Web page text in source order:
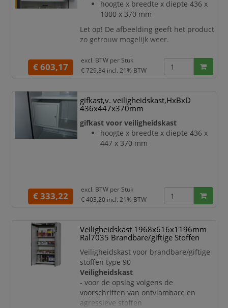
- deuren bij temperatuurstijging naar \
<50° C
- toe- en afvoerkanalen bij
temperatuurstijging naar 70° C
- met aansluitstomp nominale breedte
hoogte x breedte x diepte 436 x
1000 x 370 mm
Let op! De afbeelding geeft het product
zo getrouw mogelijk weer.
€ 603,17
excl. BTW per Stuk
€ 729,84 incl. 21% BTW
gifkast,v. veiligheidskast,HxBxD
436x447x370mm
gifkast voor veiligheidskast
hoogte x breedte x diepte 436 x
447 x 370 mm
€ 333,22
excl. BTW per Stuk
€ 403,20 incl. 21% BTW
Veiligheidskast 1968x616x1196mm
Ral7035 Brandbare/giftige Stoffen
Veiligheidskast voor brandbare/giftige
stoffen type 90
Veiligheidskast
- voor de opslag volgens de
voorschriften van ontvlambare en
agressieve stoffen